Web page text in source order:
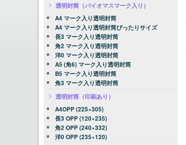
透明封筒（バイオマスマーク入り）
A4 マーク入り透明封筒
A4 マーク入り透明封筒ぴったりサイズ
長3 マーク入り透明封筒
角2 マーク入り透明封筒
洋0 マーク入り透明封筒
A5 (角6) マーク入り透明封筒
B5 マーク入り透明封筒
角3 マーク入り透明封筒
透明封筒（印刷あり）
A4OPP (225×305)
長3 OPP (120×235)
角2 OPP (240×332)
洋0 OPP (235×120)